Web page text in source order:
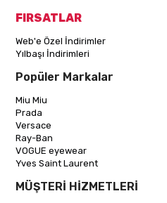
FIRSATLAR
Web'e Özel İndirimler
Yılbaşı İndirimleri
Popüler Markalar
Miu Miu
Prada
Versace
Ray-Ban
VOGUE eyewear
Yves Saint Laurent
MÜŞTERİ HİZMETLERİ